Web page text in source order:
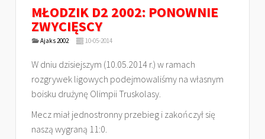
MŁODZIK D2 2002: PONOWNIE
ZWYCIĘSCY
Ajaks 2002 10-05-2014
W dniu dzisiejszym (10.05.2014 r.) w ramach
rozgrywek ligowych podejmowaliśmy na własnym
boisku drużynę Olimpii Truskolasy.
Mecz miał jednostronny przebieg i zakończył się
naszą wygraną 11:0.